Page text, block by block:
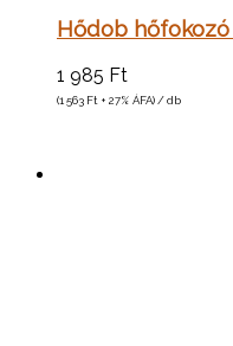
Hődob
1 985 Ft
(1 563 Ft + 27% ÁFA) / db